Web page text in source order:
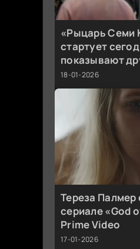
«Рыцарь Семи
стартует
показывают
18-01-2026
Тереза Палмер
сериале «God
Prime Video
17-01-2026